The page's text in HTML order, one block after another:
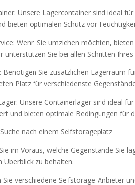
Unsere Lagercontainer sind ideal
bieten optimalen Schutz vor
Wenn Sie umziehen möchten,
unterstützen Sie bei allen Schritten
Benötigen Sie zusätzlichen Lagerraum
Platz für verschiedenste
Unsere Containerlager sind ideal
und bieten optimale Bedingungen für
nach einem Selfstorageplatz
im Voraus, welche Gegenstände Sie
Überblick zu behalten.
Sie verschiedene Selfstorage-Anbieter